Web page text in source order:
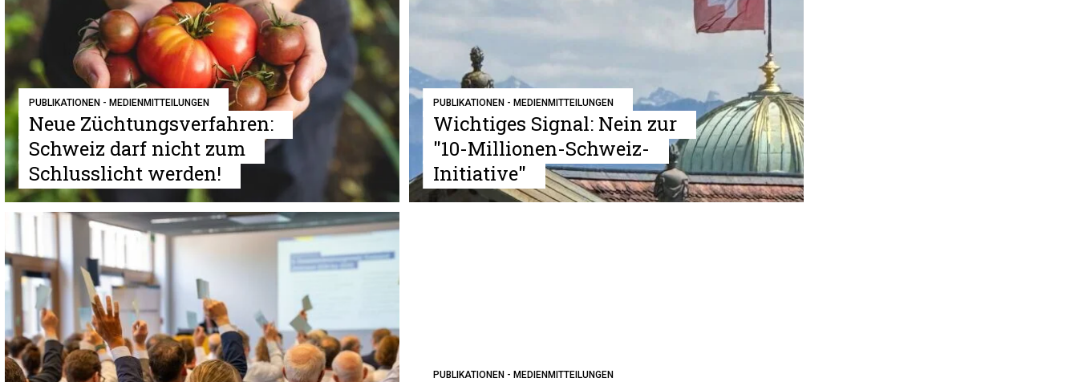
PUBLIKATIONEN - MEDIENMITTEILUNGEN
Neue Züchtungsverfahren:
Schweiz darf nicht zum
Schlusslicht werden!
PUBLIKATIONEN - MEDIENMITTEILUNGEN
Wichtiges Signal: Nein zur
"10-Millionen-Schweiz-
Initiative"
PUBLIKATIONEN - MEDIENMITTEILUNGEN